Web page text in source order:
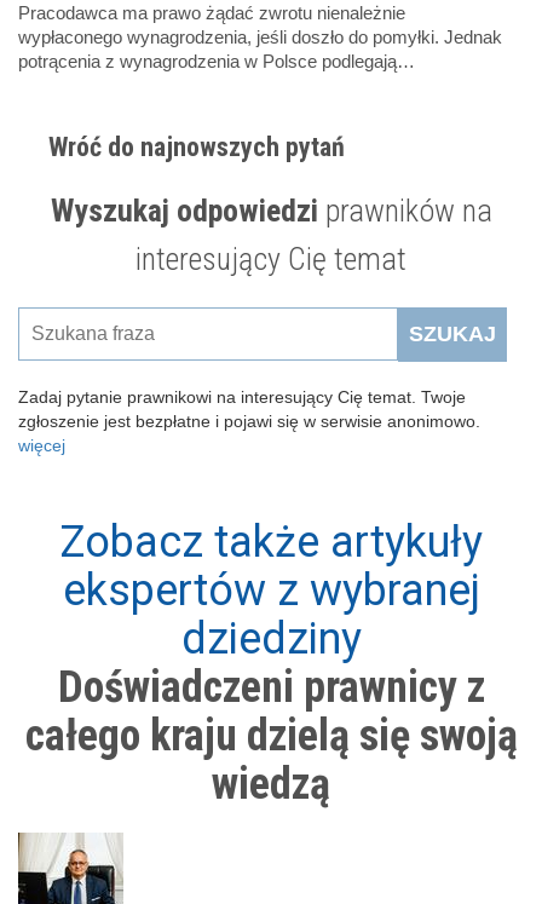
Wyszukaj odpowiedzi prawników na
interesujący Cię temat
SZUKAJ
Zadaj pytanie prawnikowi na interesujący Cię temat. Twoje
zgłoszenie jest bezpłatne i pojawi się w serwisie anonimowo.
więcej
Pracodawca ma prawo żądać zwrotu nienależnie
wypłaconego wynagrodzenia, jeśli doszło do pomyłki. Jednak
potrącenia z wynagrodzenia w Polsce podlegają…
Wróć do najnowszych pytań
Zobacz także artykuły
ekspertów z wybranej
dziedziny
Doświadczeni prawnicy z
całego kraju dzielą się swoją
wiedzą